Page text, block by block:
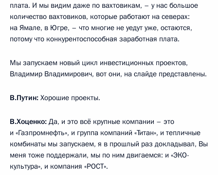
плата. И мы видим даже по вахтовикам, – у нас большое
количество вахтовиков, которые работают на северах:
на Ямале, в Югре, – что многие не уедут уже, остаются,
потому что конкурентоспособная заработная плата.
Мы запускаем новый цикл инвестиционных проектов,
Владимир Владимирович, вот они, на слайде представлены.
В.Путин: Хорошие проекты.
В.Хоценко: Да, и это всё крупные компании – это
и «Газпромнефть», и группа компаний «Титан», и тепличные
комбинаты мы запускаем, я в прошлый раз докладывал, Вы
меня тоже поддержали, мы по ним двигаемся: и «ЭКО-
культура», и компания «РОСТ».